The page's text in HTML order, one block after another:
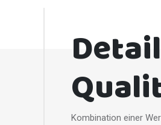
Kombination einer